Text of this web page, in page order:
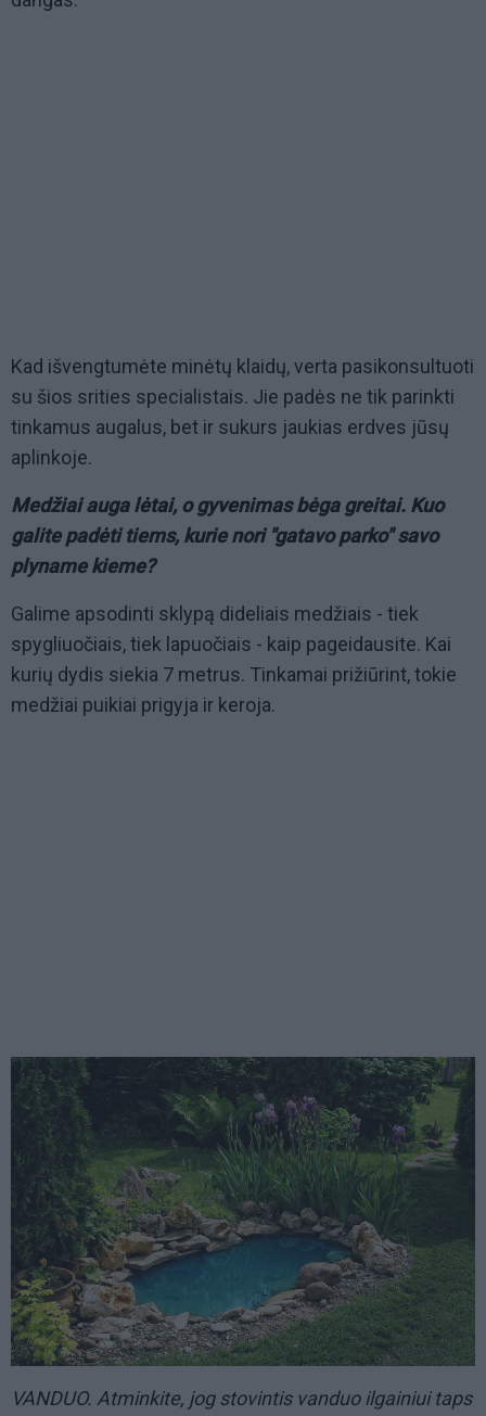
Kad išvengtumėte minėtų klaidų, verta pasikonsultuoti
su šios srities specialistais. Jie padės ne tik parinkti
tinkamus augalus, bet ir sukurs jaukias erdves jūsų
aplinkoje.
Medžiai auga lėtai, o gyvenimas bėga greitai. Kuo
galite padėti tiems, kurie nori "gatavo parko" savo
plyname kieme?
Galime apsodinti sklypą dideliais medžiais - tiek
spygliuočiais, tiek lapuočiais - kaip pageidausite. Kai
kurių dydis siekia 7 metrus. Tinkamai prižiūrint, tokie
medžiai puikiai prigyja ir keroja.
VANDUO. Atminkite, jog stovintis vanduo ilgainiui taps